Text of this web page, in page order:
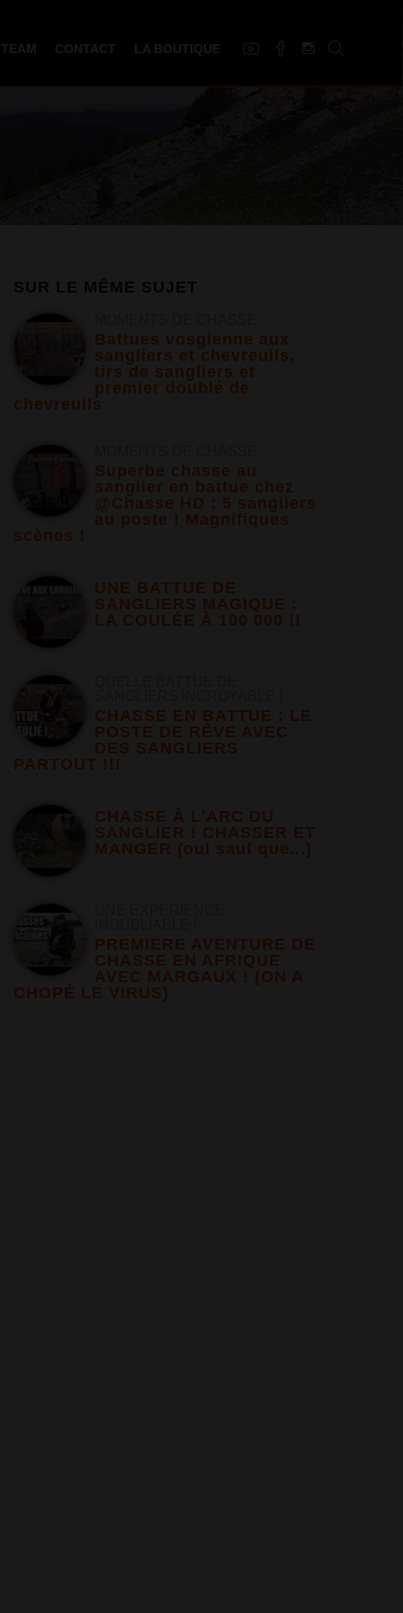
CONTACT LA BOUTIQUE
Battues vosgienne aux
sangliers et chevreuils,
tirs de sangliers et
premier doublé de
chevreuils
Superbe chasse au
sanglier en battue chez
@Chasse HD : 5 sangliers
au poste ! Magnifiques
scènes !
UNE BATTUE DE
SANGLIERS MAGIQUE :
LA COULÉE À 100 000 !!
CHASSE EN BATTUE : LE
POSTE DE RÊVE AVEC
DES SANGLIERS
PARTOUT !!!
CHASSE À L'ARC DU
SANGLIER ! CHASSER ET
MANGER (oui sauf que...)
PREMIERE AVENTURE DE
CHASSE EN AFRIQUE
AVEC MARGAUX ! (ON A
CHOPÉ LE VIRUS)